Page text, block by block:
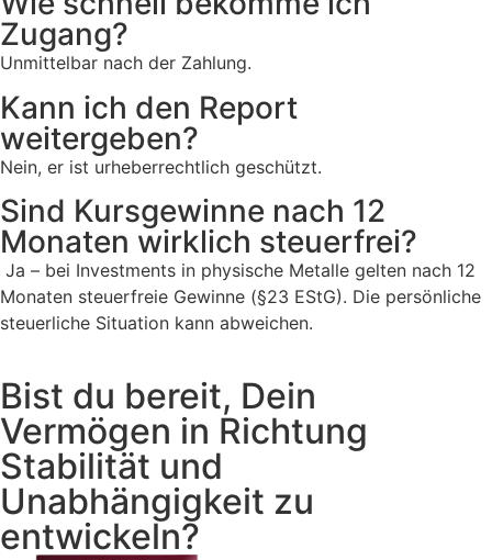
Zugang?
Unmittelbar nach der Zahlung.
Kann ich den Report
weitergeben?
Nein, er ist urheberrechtlich geschützt.
Sind Kursgewinne nach 12
Monaten wirklich steuerfrei?
Ja – bei Investments in physische Metalle gelten nach 12
Monaten steuerfreie Gewinne (§23 EStG). Die persönliche
steuerliche Situation kann abweichen.
Bist du bereit, Dein
Vermögen in Richtung
Stabilität und
Unabhängigkeit zu
entwickeln?